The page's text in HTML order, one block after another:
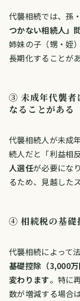
代襲相続では、孫
つかない相続人」
姉妹の子（甥・姪
長期化することが
③ 未成年代襲者
なることがある
代襲相続人が未成
続人だと「利益相
人選任が必要にな
るため、見越した
④ 相続税の基礎
代襲相続によって
基礎控除（3,000
変わります。特に
数が増減する場合